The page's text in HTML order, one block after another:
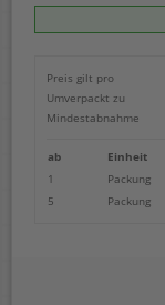
Preis gilt pro
Umverpackt zu
Mindestabnahme
ab Einheit
1
Packung
5
Packung